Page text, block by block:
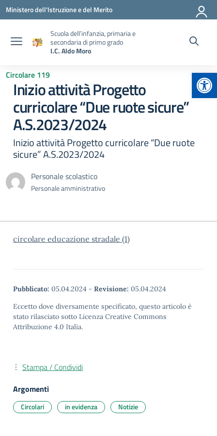
Vai ai contenuti
Vai al menu di navigazione
Vai al footer
Ministero dell'Istruzione e del Merito
Scuola dell’infanzia, primaria e
secondaria di primo grado
I.C. Aldo Moro
Circolare 119
Inizio attività Progetto
curricolare “Due ruote sicure”
A.S.2023/2024
Inizio attività Progetto curricolare “Due ruote
sicure” A.S.2023/2024
Personale scolastico
Personale amministrativo
circolare educazione stradale (1)
Pubblicato: 05.04.2024 - Revisione: 05.04.2024
Eccetto dove diversamente specificato, questo articolo è
stato rilasciato sotto Licenza Creative Commons
Attribuzione 4.0 Italia.
Stampa / Condividi
Argomenti
Circolari in evidenza Notizie